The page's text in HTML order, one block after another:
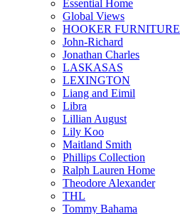
Essential Home
Global Views
HOOKER FURNITURE
John-Richard
Jonathan Charles
LASKASAS
LEXINGTON
Liang and Eimil
Libra
Lillian August
Lily Koo
Maitland Smith
Phillips Collection
Ralph Lauren Home
Theodore Alexander
THL
Tommy Bahama